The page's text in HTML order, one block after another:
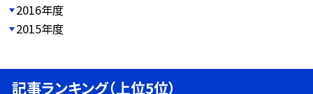
2016年度
2015年度
記事ランキング（上位5位）